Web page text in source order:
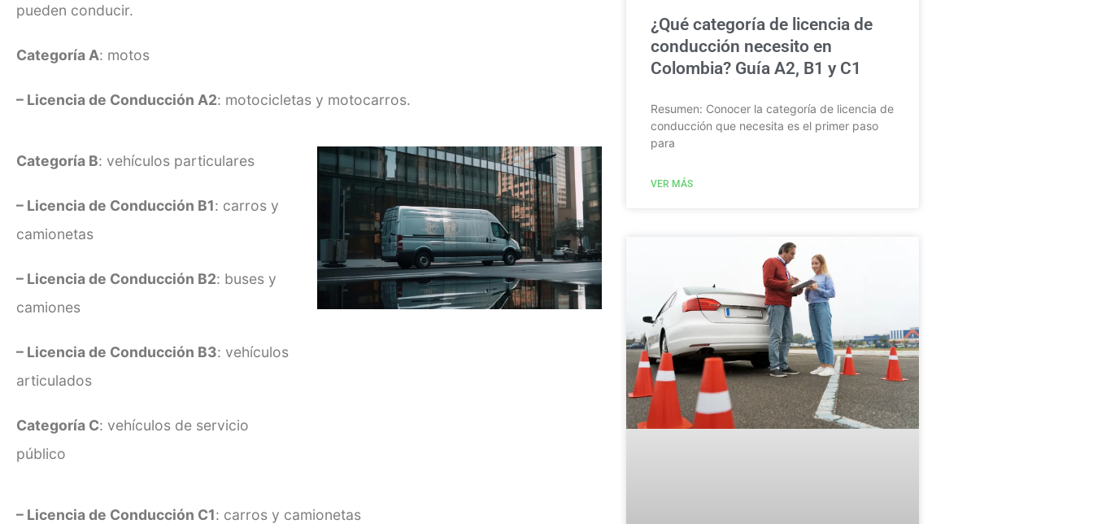
pueden conducir.
Categoría A: motos
– Licencia de Conducción A2: motocicletas y motocarros.
Categoría B: vehículos particulares
– Licencia de Conducción B1: carros y
camionetas
– Licencia de Conducción B2: buses y
camiones
– Licencia de Conducción B3: vehículos
articulados
Categoría C: vehículos de servicio
público
– Licencia de Conducción C1: carros y camionetas
¿Qué categoría de licencia de
conducción necesito en
Colombia? Guía A2, B1 y C1
Resumen: Conocer la categoría de licencia de
conducción que necesita es el primer paso
para
VER MÁS